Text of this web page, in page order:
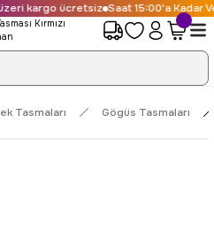
kargo ücretsiz Saat 15:00'a Kadar
Tasmaları Gögüs Tasmaları